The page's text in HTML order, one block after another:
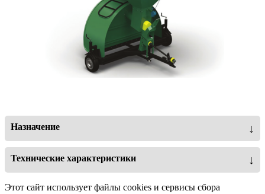
Назначение ↓
Ваша компания может применять машину в процессе
закладки зерновых в пластиковые рукава.
Технические характеристики ↓
Производительность (т/час)
Этот сайт использует файлы cookies и сервисы сбора